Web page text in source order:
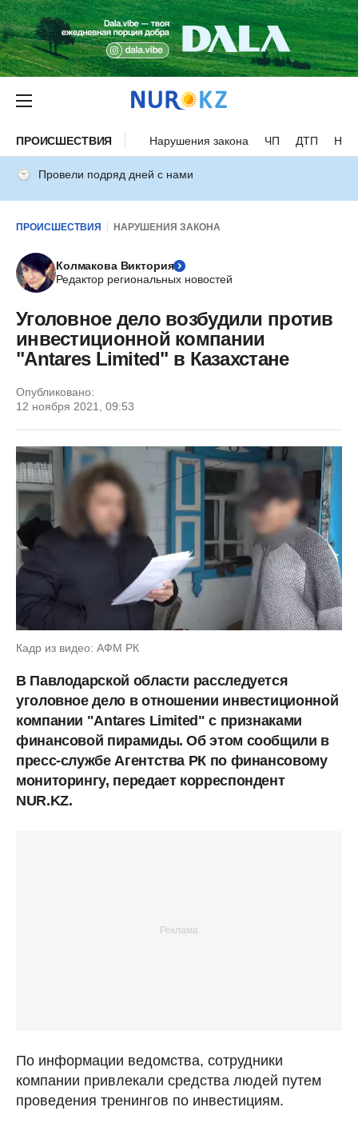
ПРОИСШЕСТВИЯ Нарушения закона ЧП ДТП
Провели подряд дней с нами
ПРОИСШЕСТВИЯ НАРУШЕНИЯ ЗАКОНА
Колмакова Виктория
Редактор региональных новостей
Уголовное дело возбудили против
инвестиционной компании
"Antares Limited" в Казахстане
Опубликовано:
12 ноября 2021, 09:53
Кадр из видео: АФМ РК
В Павлодарской области расследуется
уголовное дело в отношении инвестиционной
компании "Antares Limited" с признаками
финансовой пирамиды. Об этом сообщили в
пресс-службе Агентства РК по финансовому
мониторингу, передает корреспондент
NUR.KZ.
По информации ведомства, сотрудники
компании привлекали средства людей путем
проведения тренингов по инвестициям.